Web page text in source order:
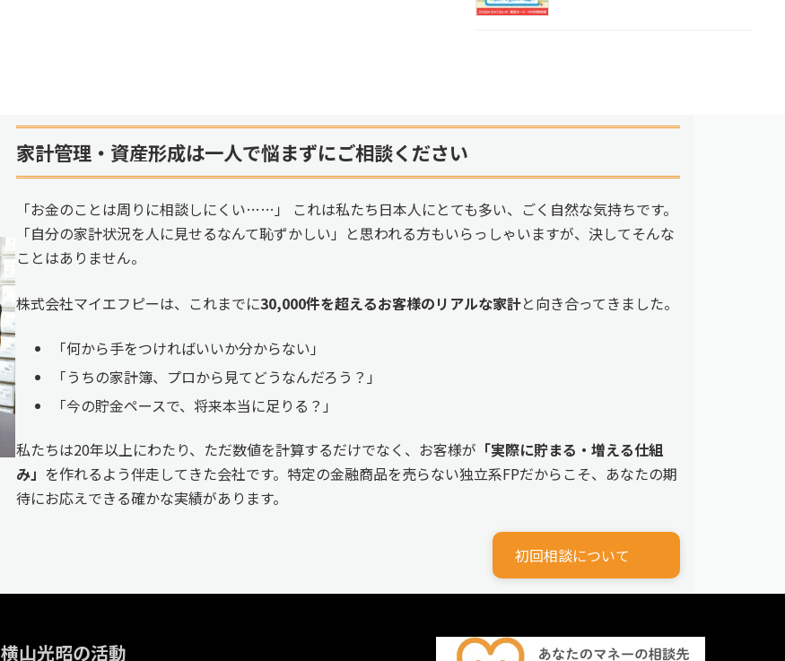
家計管理・資産形成は一人で悩まずにご相談ください
「お金のことは周りに相談しにくい……」 これは私たち日本人にとても多い、ごく自然な気持ちです。
「自分の家計状況を人に見せるなんて恥ずかしい」と思われる方もいらっしゃいますが、決してそんな
ことはありません。
株式会社マイエフピーは、これまでに30,000件を超えるお客様のリアルな家計と向き合ってきました。
「何から手をつければいいか分からない」
「うちの家計簿、プロから見てどうなんだろう？」
「今の貯金ペースで、将来本当に足りる？」
私たちは20年以上にわたり、ただ数値を計算するだけでなく、お客様が 「実際に貯まる・増える仕組
み」 を作れるよう伴走してきた会社です。特定の金融商品を売らない独立系FPだからこそ、あなたの期
待にお応えできる確かな実績があります。
初回相談について
横山光昭の活動